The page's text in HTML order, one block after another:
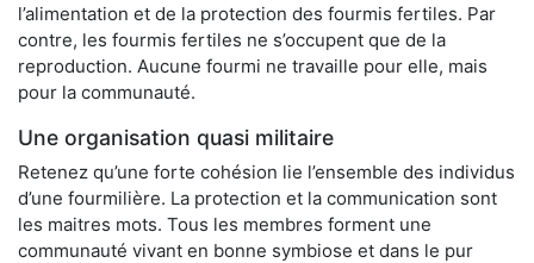
l’alimentation et de la protection des fourmis fertiles. Par
contre, les fourmis fertiles ne s’occupent que de la
reproduction. Aucune fourmi ne travaille pour elle, mais
pour la communauté.
Une organisation quasi militaire
Retenez qu’une forte cohésion lie l’ensemble des individus
d’une fourmilière. La protection et la communication sont
les maitres mots. Tous les membres forment une
communauté vivant en bonne symbiose et dans le pur